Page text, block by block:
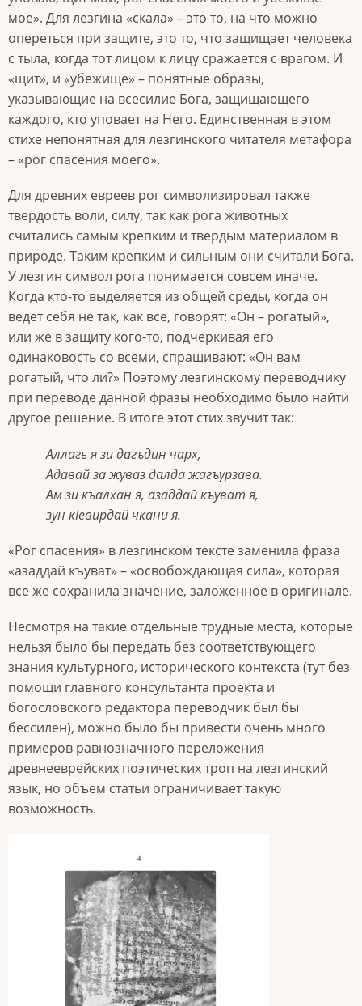
мое». Для лезгина «скала» – это то, на что можно
опереться при защите, это то, что защищает человека
с тыла, когда тот лицом к лицу сражается с врагом. И
«щит», и «убежище» – понятные образы,
указывающие на всесилие Бога, защищающего
каждого, кто уповает на Него. Единственная в этом
стихе непонятная для лезгинского читателя метафора
– «рог спасения моего».
Для древних евреев рог символизировал также
твердость воли, силу, так как рога животных
считались самым крепким и твердым материалом в
природе. Таким крепким и сильным они считали Бога.
У лезгин символ рога понимается совсем иначе.
Когда кто-то выделяется из общей среды, когда он
ведет себя не так, как все, говорят: «Он – рогатый»,
или же в защиту кого-то, подчеркивая его
одинаковость со всеми, спрашивают: «Он вам
рогатый, что ли?» Поэтому лезгинскому переводчику
при переводе данной фразы необходимо было найти
другое решение. В итоге этот стих звучит так:
Аллагь я зи дагъдин чарх,
Адавай за жуваз далда жагъурзава.
Ам зи къалхан я, азаддай къуват я,
зун кӀевирдай чкани я.
«Рог спасения» в лезгинском тексте заменила фраза
«азаддай къуват» – «освобождающая сила», которая
все же сохранила значение, заложенное в оригинале.
Несмотря на такие отдельные трудные места, которые
нельзя было бы передать без соответствующего
знания культурного, исторического контекста (тут без
помощи главного консультанта проекта и
богословского редактора переводчик был бы
бессилен), можно было бы привести очень много
примеров равнозначного переложения
древнееврейских поэтических троп на лезгинский
язык, но объем статьи ограничивает такую
возможность.